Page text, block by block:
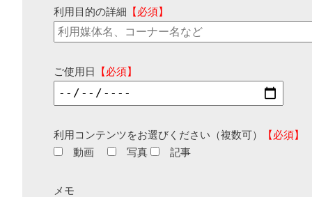
利用目的の詳細 【必須】
ご使用日 【必須】
利用コンテンツをお選びください（複数可）
【必須】
動画
写真 記事
メモ